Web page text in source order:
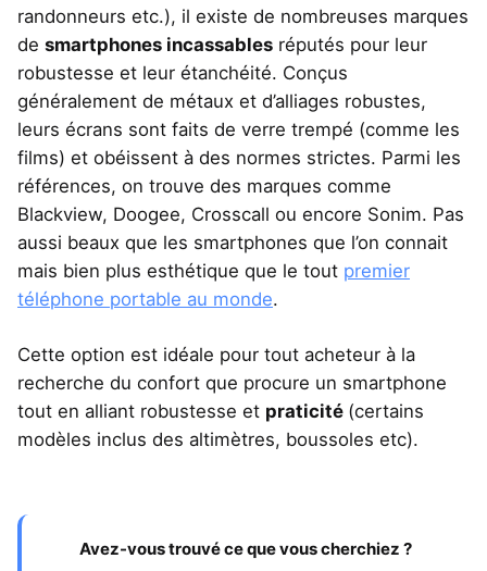
randonneurs etc.), il existe de nombreuses marques
de smartphones incassables réputés pour leur
robustesse et leur étanchéité. Conçus
généralement de métaux et d’alliages robustes,
leurs écrans sont faits de verre trempé (comme les
films) et obéissent à des normes strictes. Parmi les
références, on trouve des marques comme
Blackview, Doogee, Crosscall ou encore Sonim. Pas
aussi beaux que les smartphones que l’on connait
mais bien plus esthétique que le tout premier
téléphone portable au monde.
Cette option est idéale pour tout acheteur à la
recherche du confort que procure un smartphone
tout en alliant robustesse et praticité (certains
modèles inclus des altimètres, boussoles etc).
Avez-vous trouvé ce que vous cherchiez ?